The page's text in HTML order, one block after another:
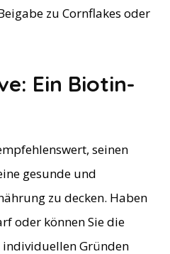
zu Cornflakes oder
Ein Biotin-
seinen
gesunde und
zu decken. Haben
oder können Sie die
Gründen